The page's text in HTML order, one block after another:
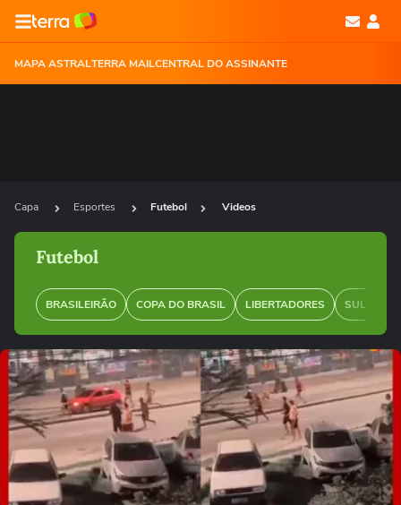
MAPA ASTRALTERRA MAILCENTRAL DO ASSINANTE
Capa Esportes Futebol Videos
Futebol
BRASILEIRÃO COPA DO BRASIL LIBERTADORES SUL-
Ops!
Não foi possível reproduzir o vídeo
Tentar novamente